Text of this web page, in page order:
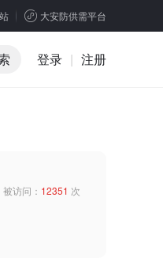
大安防供需平台
登录 | 注册
被访问： 12351 次